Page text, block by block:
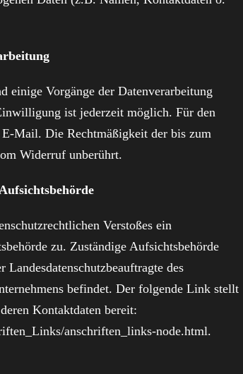
Vorgänge der Datenverarbeitung
ist jederzeit möglich. Für den
Mail. Die Rechtmäßigkeit der bis zum
Widerruf unberührt.
Verstoßes ein
zu. Zuständige Aufsichtsbehörde
des
befindet. Der folgende Link stellt
Kontaktdaten bereit:
anschriften_links-node.html.